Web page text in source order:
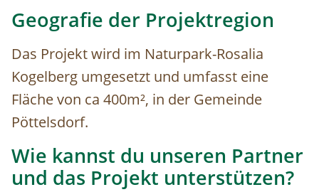
Geografie der Projektregion
Das Projekt wird im Naturpark-Rosalia
Kogelberg umgesetzt und umfasst eine
Fläche von ca 400m², in der Gemeinde
Pöttelsdorf.
Wie kannst du unseren Partner
und das Projekt unterstützen?